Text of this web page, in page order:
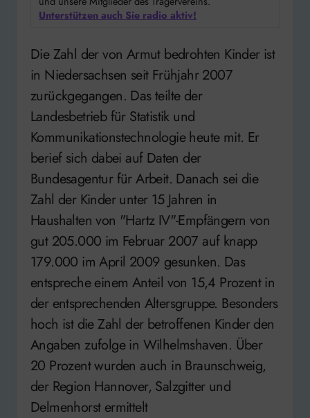
Unterstützen auch Sie radio aktiv!
Die Zahl der von Armut bedrohten Kinder ist
in Niedersachsen seit Frühjahr 2007
zurückgegangen. Das teilte der
Landesbetrieb für Statistik und
Kommunikationstechnologie heute mit. Er
berief sich dabei auf Daten der
Bundesagentur für Arbeit. Danach sei die
Zahl der Kinder unter 15 Jahren in
Haushalten von "Hartz IV"-Empfängern von
gut 205.000 im Februar 2007 auf knapp
179.000 im April 2009 gesunken. Das
entspreche einem Anteil von 15,4 Prozent in
der entsprechenden Altersgruppe. Besonders
hoch ist die Zahl der betroffenen Kinder den
Angaben zufolge in Wilhelmshaven. Über
20 Prozent wurden auch in Braunschweig,
der Region Hannover, Salzgitter und
Delmenhorst ermittelt